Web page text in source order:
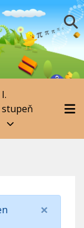
I.
stupeň
×